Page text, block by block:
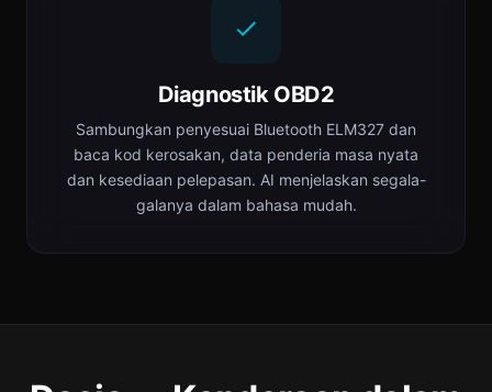
Diagnostik OBD2
Sambungkan penyesuai Bluetooth ELM327 dan
baca kod kerosakan, data penderia masa nyata
dan kesediaan pelepasan. AI menjelaskan segala-
galanya dalam bahasa mudah.